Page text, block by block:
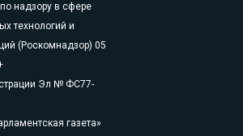
надзору в сфере
технологий и
(Роскомнадзор) 05
Эл № ФС77-
газета»